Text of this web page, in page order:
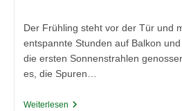
Der Frühling steht vor der Tür und
entspannte Stunden auf Balkon
die ersten Sonnenstrahlen
es, die Spuren…
WeiterlesenVorbereitung